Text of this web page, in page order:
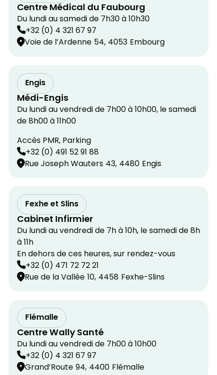
Centre Médical du Faubourg
Du lundi au samedi de 7h30 à 10h30
+32 (0) 4 321 67 97
Voie de l’Ardenne 54, 4053 Embourg
Engis
Médi-Engis
Du lundi au vendredi de 7h00 à 10h00, le samedi
de 8h00 à 11h00
Accès PMR, Parking
+32 (0) 491 52 91 88
Rue Joseph Wauters 43, 4480 Engis
Fexhe et Slins
Cabinet Infirmier
Du lundi au vendredi de 7h à 10h, le samedi de 8h
à 11h
En dehors de ces heures, sur rendez-vous
+32 (0) 471 72 72 21
Rue de la Vallée 10, 4458 Fexhe-Slins
Flémalle
Centre Wally Santé
Du lundi au vendredi de 7h00 à 10h00
+32 (0) 4 321 67 97
Grand’Route 94, 4400 Flémalle